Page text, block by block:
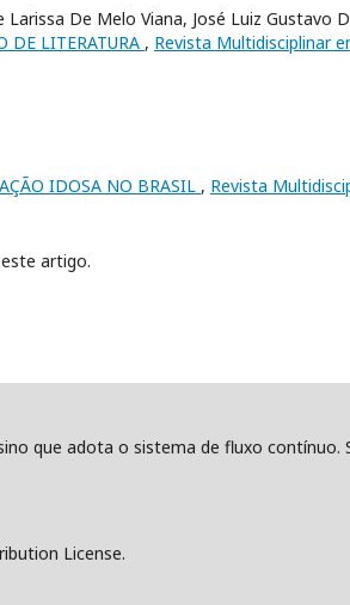
De Melo Viana, José Luiz Gustavo
DE LITERATURA , Revista Multidisciplinar
IDOSA NO BRASIL , Revista
artigo.
que adota o sistema de fluxo contínuo.
License.